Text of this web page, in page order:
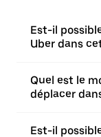
Est-il
Uber dans
Quel est le
déplacer
Est-il